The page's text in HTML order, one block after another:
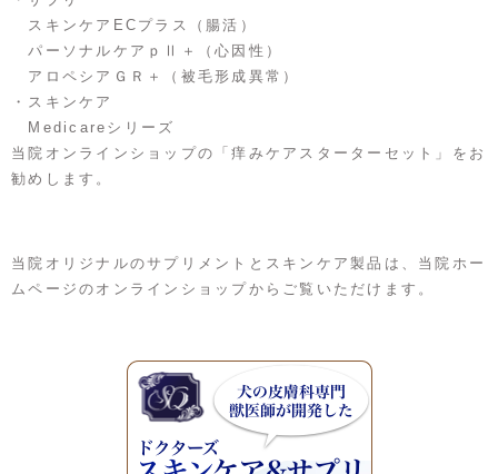
スキンケアECプラス（腸活）
パーソナルケアｐⅡ＋（心因性）
アロペシアＧＲ＋（被毛形成異常）
・スキンケア
Medicareシリーズ
当院オンラインショップの「痒みケアスターターセット」をお
勧めします。
当院オリジナルのサプリメントとスキンケア製品は、当院ホー
ムページのオンラインショップからご覧いただけます。